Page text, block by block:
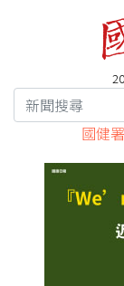
國健